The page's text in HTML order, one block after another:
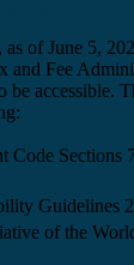
of June 5,
and Fee
be accessible.
Code Sections
Guidelines
of the